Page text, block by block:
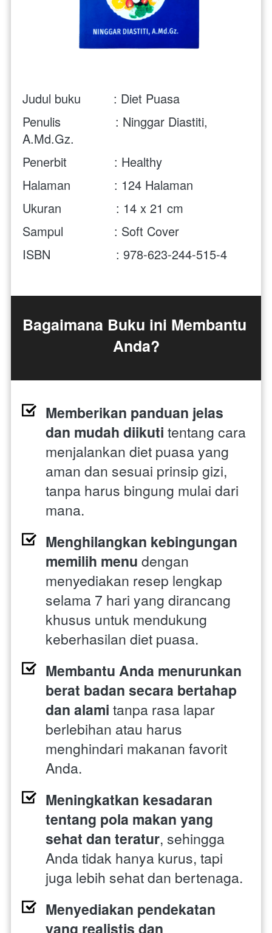
Judul buku         : Diet Puasa
Penulis               : Ninggar Diastiti,
A.Md.Gz.
Penerbit             : Healthy
Halaman            : 124 Halaman
Ukuran               : 14 x 21 cm
Sampul              : Soft Cover
ISBN                  : 978-623-244-515-4
Bagaimana Buku ini Membantu
Anda?
Memberikan panduan jelas
dan mudah diikuti tentang cara
menjalankan diet puasa yang
aman dan sesuai prinsip gizi,
tanpa harus bingung mulai dari
mana.
Menghilangkan kebingungan
memilih menu dengan
menyediakan resep lengkap
selama 7 hari yang dirancang
khusus untuk mendukung
keberhasilan diet puasa.
Membantu Anda menurunkan
berat badan secara bertahap
dan alami tanpa rasa lapar
berlebihan atau harus
menghindari makanan favorit
Anda.
Meningkatkan kesadaran
tentang pola makan yang
sehat dan teratur, sehingga
Anda tidak hanya kurus, tapi
juga lebih sehat dan bertenaga.
Menyediakan pendekatan
yang realistis dan